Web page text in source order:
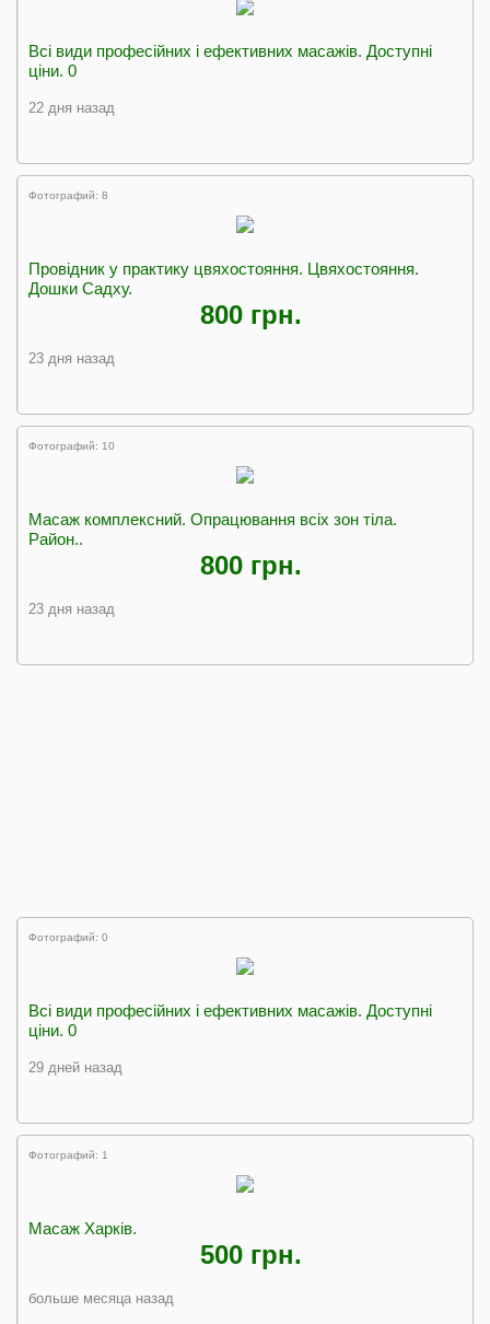
Всі види професійних і ефективних масажів. Доступні
ціни. 0
22 дня назад
Фотографий: 8
Провідник у практику цвяхостояння. Цвяхостояння.
Дошки Садху.
800 грн.
23 дня назад
Фотографий: 10
Масаж комплексний. Опрацювання всіх зон тіла.
Район..
800 грн.
23 дня назад
Фотографий: 0
Всі види професійних і ефективних масажів. Доступні
ціни. 0
29 дней назад
Фотографий: 1
Масаж Харків.
500 грн.
больше месяца назад